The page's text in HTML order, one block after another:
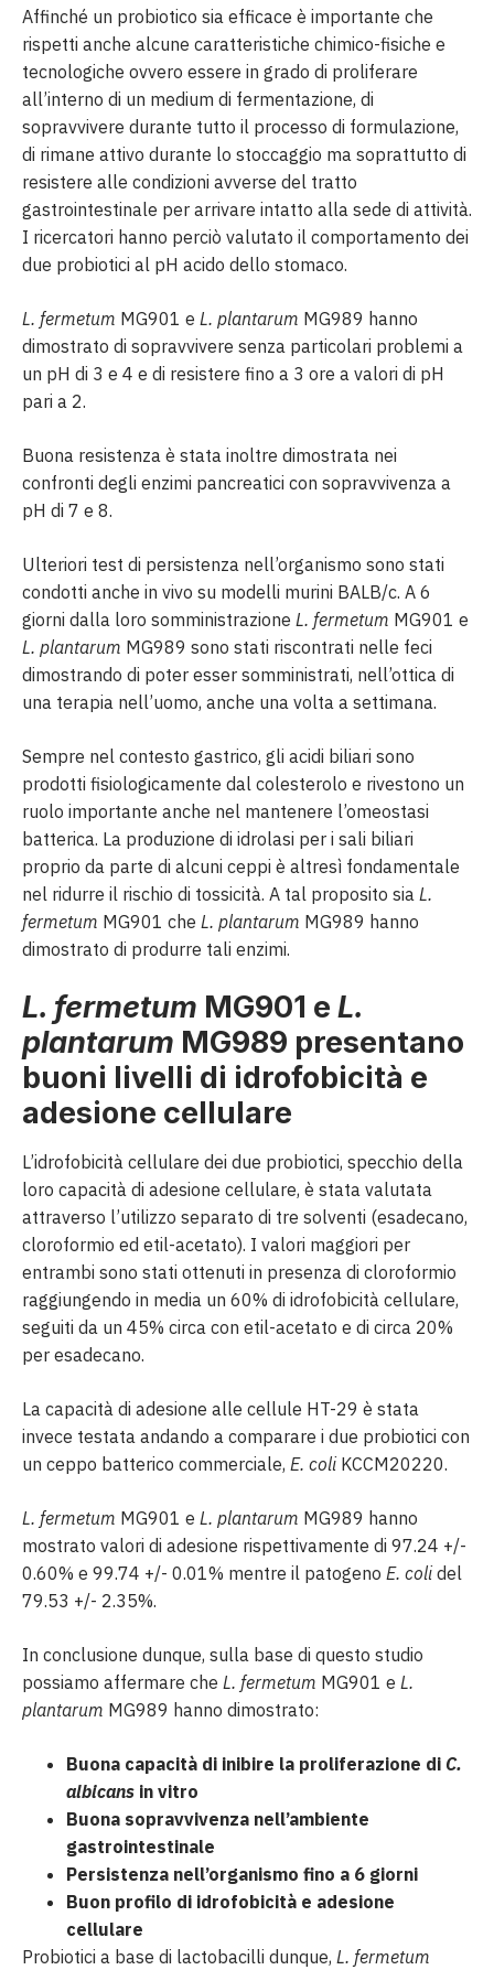
Affinché un probiotico sia efficace è importante che
rispetti anche alcune caratteristiche chimico-fisiche e
tecnologiche ovvero essere in grado di proliferare
all’interno di un medium di fermentazione, di
sopravvivere durante tutto il processo di formulazione,
di rimane attivo durante lo stoccaggio ma soprattutto di
resistere alle condizioni avverse del tratto
gastrointestinale per arrivare intatto alla sede di attività.
I ricercatori hanno perciò valutato il comportamento dei
due probiotici al pH acido dello stomaco.
L. fermetum MG901 e L. plantarum MG989 hanno
dimostrato di sopravvivere senza particolari problemi a
un pH di 3 e 4 e di resistere fino a 3 ore a valori di pH
pari a 2.
Buona resistenza è stata inoltre dimostrata nei
confronti degli enzimi pancreatici con sopravvivenza a
pH di 7 e 8.
Ulteriori test di persistenza nell’organismo sono stati
condotti anche in vivo su modelli murini BALB/c. A 6
giorni dalla loro somministrazione L. fermetum MG901 e
L. plantarum MG989 sono stati riscontrati nelle feci
dimostrando di poter esser somministrati, nell’ottica di
una terapia nell’uomo, anche una volta a settimana.
Sempre nel contesto gastrico, gli acidi biliari sono
prodotti fisiologicamente dal colesterolo e rivestono un
ruolo importante anche nel mantenere l’omeostasi
batterica. La produzione di idrolasi per i sali biliari
proprio da parte di alcuni ceppi è altresì fondamentale
nel ridurre il rischio di tossicità. A tal proposito sia L.
fermetum MG901 che L. plantarum MG989 hanno
dimostrato di produrre tali enzimi.
L. fermetum MG901 e L.
plantarum MG989 presentano
buoni livelli di idrofobicità e
adesione cellulare
L’idrofobicità cellulare dei due probiotici, specchio della
loro capacità di adesione cellulare, è stata valutata
attraverso l’utilizzo separato di tre solventi (esadecano,
cloroformio ed etil-acetato). I valori maggiori per
entrambi sono stati ottenuti in presenza di cloroformio
raggiungendo in media un 60% di idrofobicità cellulare,
seguiti da un 45% circa con etil-acetato e di circa 20%
per esadecano.
La capacità di adesione alle cellule HT-29 è stata
invece testata andando a comparare i due probiotici con
un ceppo batterico commerciale, E. coliKCCM20220.
L. fermetum MG901 e L. plantarum MG989 hanno
mostrato valori di adesione rispettivamente di 97.24 +/-
0.60% e 99.74 +/- 0.01% mentre il patogeno E. colidel
79.53 +/- 2.35%.
In conclusione dunque, sulla base di questo studio
possiamo affermare che L. fermetum MG901 e L.
plantarum MG989 hanno dimostrato:
Buona capacità di inibire la proliferazione di C.
albicans in vitro
Buona sopravvivenza nell’ambiente
gastrointestinale
Persistenza nell’organismo fino a 6 giorni
Buon profilo di idrofobicità e adesione
cellulare
Probiotici a base di lactobacilli dunque, L. fermetum